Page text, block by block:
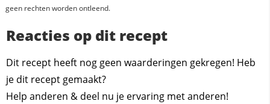
geen rechten worden ontleend.
Reacties op dit recept
Dit recept heeft nog geen waarderingen gekregen! Heb
je dit recept gemaakt?
Help anderen & deel nu je ervaring met anderen!